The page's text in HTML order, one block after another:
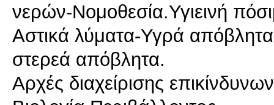
νερών-Νομοθεσία.Υγιεινή
Αστικά λύματα-Υγρά
στερεά απόβλητα.
Αρχές διαχείρισης